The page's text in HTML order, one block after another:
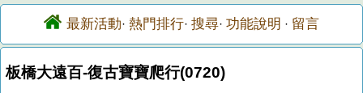
最新活動· 熱門排行· 搜尋· 功能說明 · 留言
板橋大遠百-復古寶寶爬行(0720)